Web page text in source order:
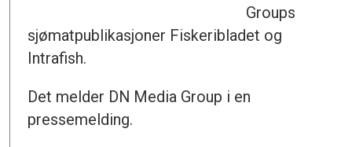
Groups
sjømatpublikasjoner Fiskeribladet og
Intrafish.
Det melder DN Media Group i en
pressemelding.